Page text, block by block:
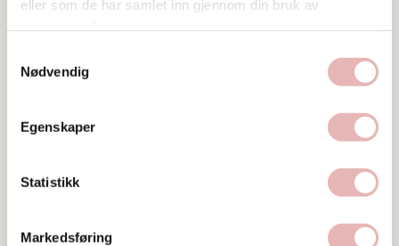
eller som de har samlet inn gjennom din bruk av
Nødvendig
Egenskaper
Statistikk
Markedsføring
2. etasje, inngang Valberget Kirkegata 32, 4006
STAVANGER
Web